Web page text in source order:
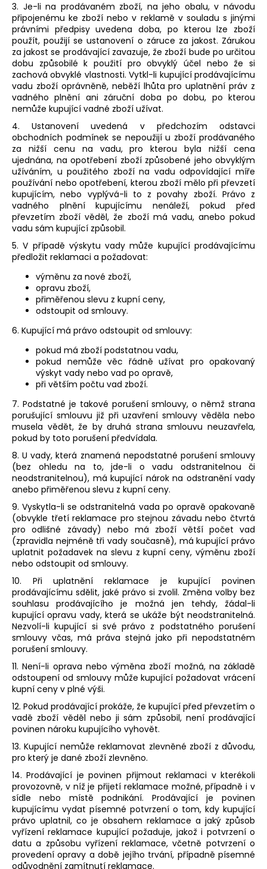
3. Je-li na prodávaném zboží, na jeho obalu, v návodu
připojenému ke zboží nebo v reklamě v souladu s jinými
právními předpisy uvedena doba, po kterou lze zboží
použít, použijí se ustanovení o záruce za jakost. Zárukou
za jakost se prodávající zavazuje, že zboží bude po určitou
dobu způsobilé k použití pro obvyklý účel nebo že si
zachová obvyklé vlastnosti. Vytkl-li kupující prodávajícímu
vadu zboží oprávněně, neběží lhůta pro uplatnění práv z
vadného plnění ani záruční doba po dobu, po kterou
nemůže kupující vadné zboží užívat.
4. Ustanovení uvedená v předchozím odstavci
obchodních podmínek se nepoužijí u zboží prodávaného
za nižší cenu na vadu, pro kterou byla nižší cena
ujednána, na opotřebení zboží způsobené jeho obvyklým
užíváním, u použitého zboží na vadu odpovídající míře
používání nebo opotřebení, kterou zboží mělo při převzetí
kupujícím, nebo vyplývá-li to z povahy zboží. Právo z
vadného plnění kupujícímu nenáleží, pokud před
převzetím zboží věděl, že zboží má vadu, anebo pokud
vadu sám kupující způsobil.
5. V případě výskytu vady může kupující prodávajícímu
předložit reklamaci a požadovat:
výměnu za nové zboží,
opravu zboží,
přiměřenou slevu z kupní ceny,
odstoupit od smlouvy.
6. Kupující má právo odstoupit od smlouvy:
pokud má zboží podstatnou vadu,
pokud nemůže věc řádně užívat pro opakovaný
výskyt vady nebo vad po opravě,
při větším počtu vad zboží.
7. Podstatné je takové porušení smlouvy, o němž strana
porušující smlouvu již při uzavření smlouvy věděla nebo
musela vědět, že by druhá strana smlouvu neuzavřela,
pokud by toto porušení předvídala.
8. U vady, která znamená nepodstatné porušení smlouvy
(bez ohledu na to, jde-li o vadu odstranitelnou či
neodstranitelnou), má kupující nárok na odstranění vady
anebo přiměřenou slevu z kupní ceny.
9. Vyskytla-li se odstranitelná vada po opravě opakovaně
(obvykle třetí reklamace pro stejnou závadu nebo čtvrtá
pro odlišné závady) nebo má zboží větší počet vad
(zpravidla nejméně tři vady současně), má kupující právo
uplatnit požadavek na slevu z kupní ceny, výměnu zboží
nebo odstoupit od smlouvy.
10. Při uplatnění reklamace je kupující povinen
prodávajícímu sdělit, jaké právo si zvolil. Změna volby bez
souhlasu prodávajícího je možná jen tehdy, žádal-li
kupující opravu vady, která se ukáže být neodstranitelná.
Nezvolí-li kupující si své právo z podstatného porušení
smlouvy včas, má práva stejná jako při nepodstatném
porušení smlouvy.
11. Není-li oprava nebo výměna zboží možná, na základě
odstoupení od smlouvy může kupující požadovat vrácení
kupní ceny v plné výši.
12. Pokud prodávající prokáže, že kupující před převzetím o
vadě zboží věděl nebo ji sám způsobil, není prodávající
povinen nároku kupujícího vyhovět.
13. Kupující nemůže reklamovat zlevněné zboží z důvodu,
pro který je dané zboží zlevněno.
14. Prodávající je povinen přijmout reklamaci v kterékoli
provozovně, v níž je přijetí reklamace možné, případně i v
sídle nebo místě podnikání. Prodávající je povinen
kupujícímu vydat písemné potvrzení o tom, kdy kupující
právo uplatnil, co je obsahem reklamace a jaký způsob
vyřízení reklamace kupující požaduje, jakož i potvrzení o
datu a způsobu vyřízení reklamace, včetně potvrzení o
provedení opravy a době jejího trvání, případně písemné
odůvodnění zamítnutí reklamace.